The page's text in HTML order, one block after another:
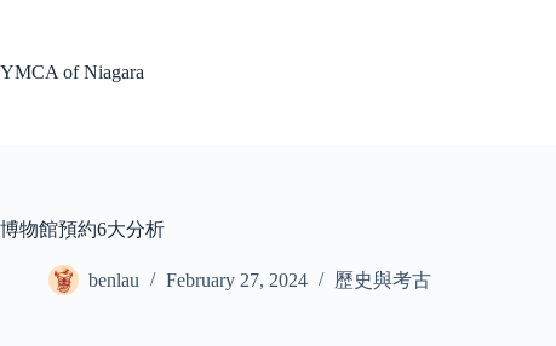
YMCA of Niagara
博物館預約6大分析
benlau February 27, 2024 歷史與考古